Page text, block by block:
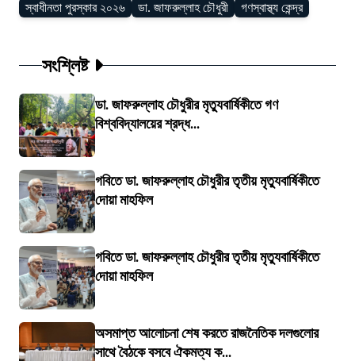
স্বাধীনতা পুরস্কার ২০২৬ ডা. জাফরুল্লাহ চৌধুরী গণস্বাস্থ্য কেন্দ্র
সংশ্লিষ্ট
ডা. জাফরুল্লাহ চৌধুরীর মৃত্যুবার্ষিকীতে গণ
বিশ্ববিদ্যালয়ের শ্রদ্ধ...
গবিতে ডা. জাফরুল্লাহ চৌধুরীর তৃতীয় মৃত্যুবার্ষিকীতে
দোয়া মাহফিল
গবিতে ডা. জাফরুল্লাহ চৌধুরীর তৃতীয় মৃত্যুবার্ষিকীতে
দোয়া মাহফিল
অসমাপ্ত আলোচনা শেষ করতে রাজনৈতিক দলগুলোর
সাথে বৈঠকে বসবে ঐকমত্য ক...